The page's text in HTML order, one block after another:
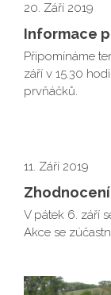
20. Září 2019
Informace
Připomínáme
září v 15.30
prvňáčků.
11. Září 2019
V pátek 6. září
Akce se